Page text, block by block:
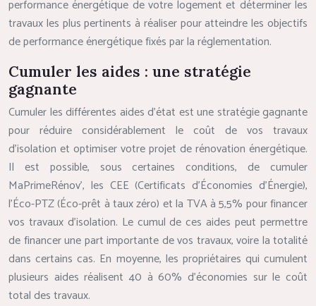
performance énergétique de votre logement et déterminer les
travaux les plus pertinents à réaliser pour atteindre les objectifs
de performance énergétique fixés par la réglementation.
Cumuler les aides : une stratégie
gagnante
Cumuler les différentes aides d’état est une stratégie gagnante
pour réduire considérablement le coût de vos travaux
d’isolation et optimiser votre projet de rénovation énergétique.
Il est possible, sous certaines conditions, de cumuler
MaPrimeRénov’, les CEE (Certificats d’Économies d’Énergie),
l’Éco-PTZ (Éco-prêt à taux zéro) et la TVA à 5,5% pour financer
vos travaux d’isolation. Le cumul de ces aides peut permettre
de financer une part importante de vos travaux, voire la totalité
dans certains cas. En moyenne, les propriétaires qui cumulent
plusieurs aides réalisent 40 à 60% d’économies sur le coût
total des travaux.